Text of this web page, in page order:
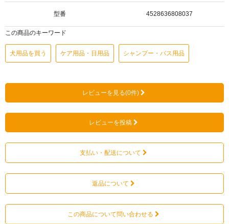
型番 4528636808037
この商品のキーワード
犬用品を買う ケア用品・日用品 シャンプー・バス用品
レビューを見る(0件)
レビューを投稿
支払い・配送について
返品について
この商品について問い合わせる